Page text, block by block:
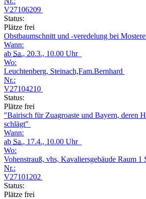
V27106209
Status:
Plätze frei
Obstbaumschnitt und -veredelung bei
Wann:
ab Sa., 20.3., 10.00 Uhr
Wo:
Leuchtenberg, Steinach,Fam.Bernhard
Nr.:
V27104210
Status:
Plätze frei
"Bairisch für Zuagroaste und Bayern, deren
schlägt"
Wann:
ab Sa., 17.4., 10.00 Uhr
Wo:
Vohenstrauß, vhs, Kavaliersgebäude Raum 1
Nr.:
V27101202
Status:
Plätze frei